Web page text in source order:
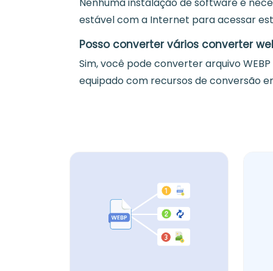
estável com a Internet para acessar
Posso converter vários converter
Sim, você pode converter arquivo
equipado com recursos de conversão